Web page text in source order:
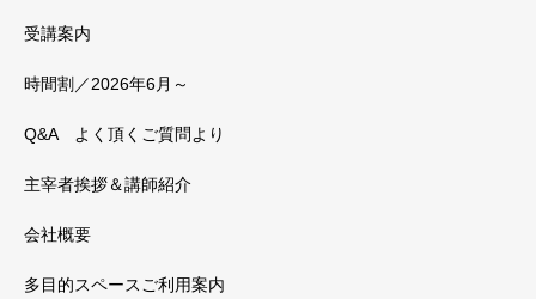
受講案内
時間割／2026年6月～
Q&A よく頂くご質問より
主宰者挨拶＆講師紹介
会社概要
多目的スペースご利用案内